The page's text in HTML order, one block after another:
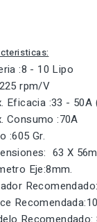
:8 - 10 Lipo
rpm/V
Eficacia :33 - 50A
Consumo :70A
:605 Gr.
63 X
Eje:8mm.